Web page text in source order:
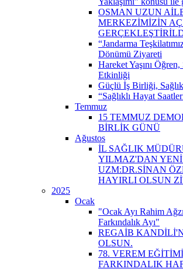
OSMAN UZUN
MERKEZİMİZİN
“Jandarma
Dönümü Ziyareti
Hareket Yaşını Öğren,
Etkinliği
Güçlü İş Birliği,
“Sağlıklı Hayat
Temmuz
15 TEMMUZ
BİRLİK GÜNÜ
Ağustos
İL SAĞLIK
YILMAZ'DAN
UZM:DR.SİNAN
HAYIRLI OLSUN
2025
Ocak
"Ocak Ayı Rahim
Farkındalık Ayı"
REGAİB
OLSUN.
78. VEREM
FARKINDALIK